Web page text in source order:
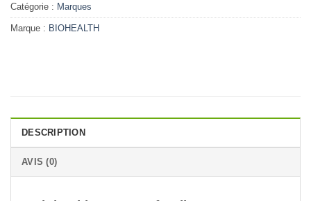
Catégorie : Marques
Marque : BIOHEALTH
DESCRIPTION
AVIS (0)